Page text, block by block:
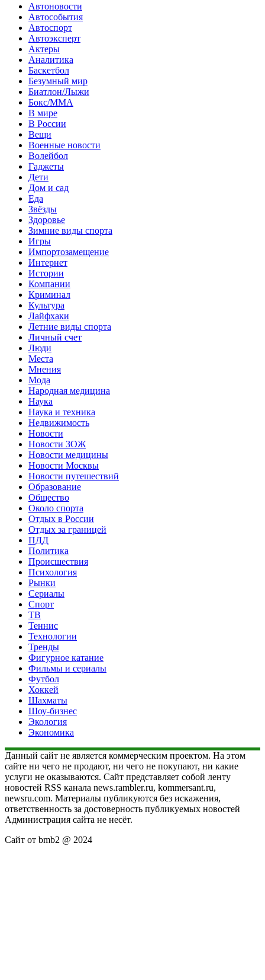
Автоновости
Автособытия
Автоспорт
Автоэксперт
Актеры
Аналитика
Баскетбол
Безумный мир
Биатлон/Лыжи
Бокс/MMA
В мире
В России
Вещи
Военные новости
Волейбол
Гаджеты
Дети
Дом и сад
Еда
Звёзды
Здоровье
Зимние виды спорта
Игры
Импортозамещение
Интернет
Истории
Компании
Криминал
Культура
Лайфхаки
Летние виды спорта
Личный счет
Люди
Места
Мнения
Мода
Народная медицина
Наука
Наука и техника
Недвижимость
Новости
Новости ЗОЖ
Новости медицины
Новости Москвы
Новости путешествий
Образование
Общество
Около спорта
Отдых в России
Отдых за границей
ПДД
Политика
Происшествия
Психология
Рынки
Сериалы
Спорт
ТВ
Теннис
Технологии
Тренды
Фигурное катание
Фильмы и сериалы
Футбол
Хоккей
Шахматы
Шоу-бизнес
Экология
Экономика
Данный сайт не является коммерческим проектом. На этом
сайте ни чего не продают, ни чего не покупают, ни какие
услуги не оказываются. Сайт представляет собой ленту
новостей RSS канала news.rambler.ru, kommersant.ru,
newsru.com. Материалы публикуются без искажения,
ответственность за достоверность публикуемых новостей
Администрация сайта не несёт.
Сайт от bmb2 @ 2024